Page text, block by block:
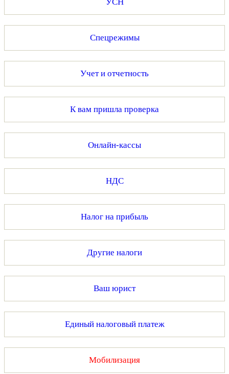
Спецрежимы
Учет и отчетность
К вам пришла проверка
Онлайн-кассы
НДС
Налог на прибыль
Другие налоги
Ваш юрист
Единый налоговый платеж
Мобилизация